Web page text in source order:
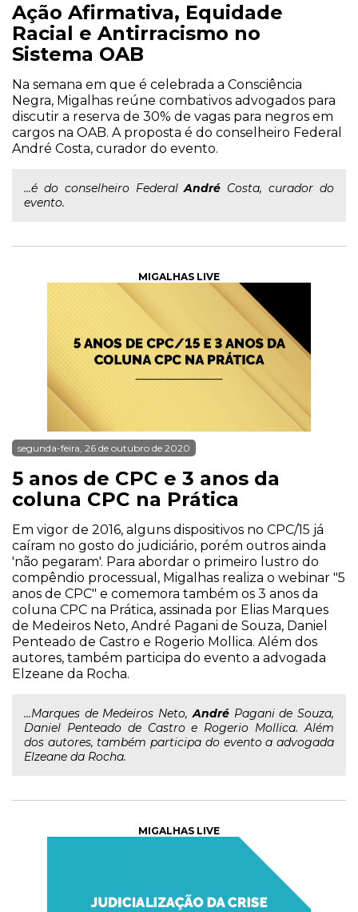
Ação Afirmativa, Equidade
Racial e Antirracismo no
Sistema OAB
Na semana em que é celebrada a Consciência
Negra, Migalhas reúne combativos advogados para
discutir a reserva de 30% de vagas para negros em
cargos na OAB. A proposta é do conselheiro Federal
André Costa, curador do evento.
...é do conselheiro FederalAndré Costa, curador do
evento.
MIGALHAS LIVE
segunda-feira, 26 de outubro de 2020
5 anos de CPC e 3 anos da
coluna CPC na Prática
Em vigor de 2016, alguns dispositivos no CPC/15 já
caíram no gosto do judiciário, porém outros ainda
'não pegaram'. Para abordar o primeiro lustro do
compêndio processual, Migalhas realiza o webinar "5
anos de CPC" e comemora também os 3 anos da
coluna CPC na Prática, assinada por Elias Marques
de Medeiros Neto, André Pagani de Souza, Daniel
Penteado de Castro e Rogerio Mollica. Além dos
autores, também participa do evento a advogada
Elzeane da Rocha.
...Marques de Medeiros Neto,AndréPagani de Souza,
Daniel Penteado de Castro e Rogerio Mollica. Além
dos autores, também participa do evento a advogada
Elzeane da Rocha.
MIGALHAS LIVE